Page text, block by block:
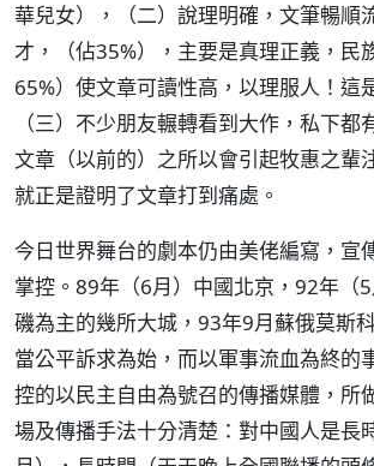
華兒女），（二）說理明確，文筆暢順
才，（佔35%），主要是真理正義，民
65%）使文章可讀性高，以理服人！這
（三）不少朋友輾轉看到大作，私下都
文章（以前的）之所以會引起牧惠之輩
就正是證明了文章打到痛處。
今日世界舞台的劇本仍由美佬編寫，宣
掌控。89年（6月）中國北京，92年（
磯為主的幾所大城，93年9月蘇俄莫斯
當公平訴求為始，而以軍事流血為終的
控的以民主自由為號召的傳播媒體，所
場及傳播手法十分清楚：對中國人是長